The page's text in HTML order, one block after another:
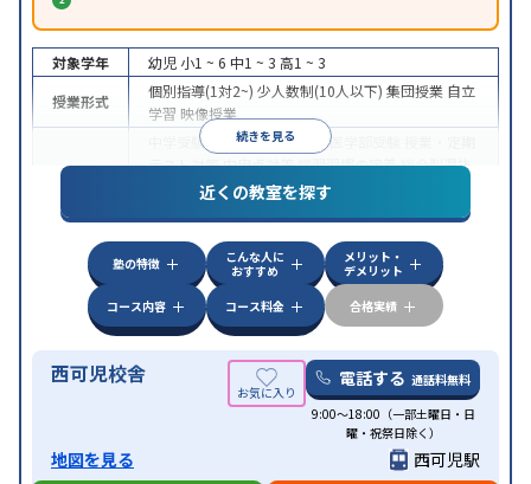
続きを見る
対象学年 幼児 小1 ~ 6 中1 ~ 3 高1 ~ 3
授業形式
個別指導(1対2~) 少人数制(10人以下) 集団授業 自立
学習 映像授業
中学受験 高校受験大学受験 医学部受験
テスト対策内申点対策学習習慣の定着総合型選抜
(旧AO)対策 推薦入試対策学校別特化対策
対策
その他科目別特化対策
特徴
中高一貫校生に対応 特待生・奨学金制度あり入塾
に学力基準あり授業の振替可能不登校生に対応
習にPC・タブレットを利用 オンライン対応1科目
から受講可能季節講習のみの受講可発達障害の子
自習室あり
近くの教室を探す
塾の特徴
こんな人に
おすすめ
メリット・
デメリット
コース内容
コース料金 合格実績
西可児校舎 電話する 通話料無料
9:00～18:00（一部土曜日・日
曜・祝祭日除く）
地図を見る
西可児駅